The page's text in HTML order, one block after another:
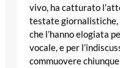
vivo, ha catturato
testate giornalistiche,
che l’hanno elogiata
vocale, e per
commuovere